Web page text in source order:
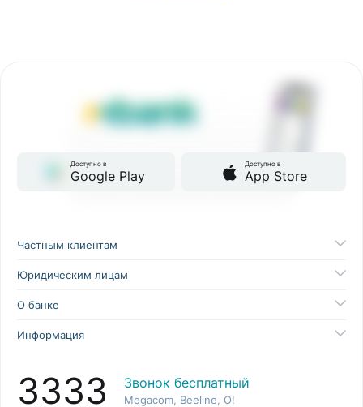
Доступно в
Google Play
Доступно в
App Store
Частным клиентам
Юридическим лицам
О банке
Информация
3333 Звонок бесплатный
Megacom, Beeline, O!